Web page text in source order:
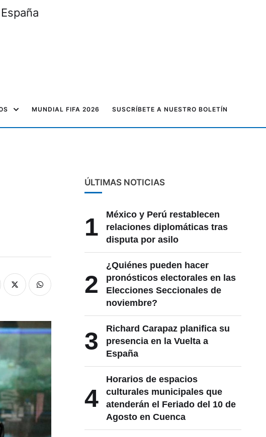
MUNDIAL FIFA 2026 SUSCRÍBETE A NUESTRO BOLETÍN
ÚLTIMAS NOTICIAS
1
México y Perú restablecen
relaciones diplomáticas tras
disputa por asilo
2
¿Quiénes pueden hacer
pronósticos electorales en las
Elecciones Seccionales de
noviembre?
3
Richard Carapaz planifica su
presencia en la Vuelta a
España
4
Horarios de espacios
culturales municipales que
atenderán el Feriado del 10 de
Agosto en Cuenca